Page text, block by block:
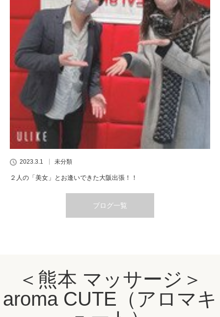
2023.3.1 未分類
２人の「美女」とお逢いできた大阪出張！！
ブログ一覧
＜熊本 マッサージ＞
aroma CUTE（アロマキ